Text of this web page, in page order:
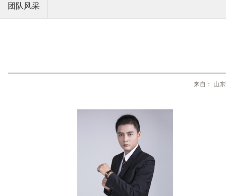
团队风采
来自： 山